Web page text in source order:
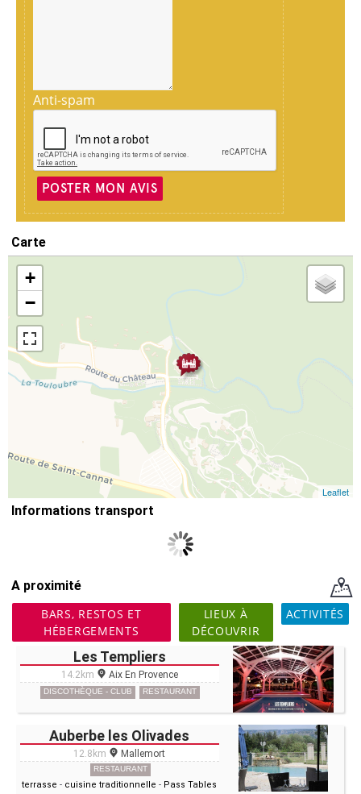
Anti-spam
POSTER MON AVIS
Carte
+
−
Leaflet
Informations transport
A proximité
BARS, RESTOS ET
HÉBERGEMENTS
LIEUX À
DÉCOUVRIR
ACTIVITÉS
Les Templiers
14.2km Aix En Provence
DISCOTHÈQUE - CLUB RESTAURANT
Auberbe les Olivades
12.8km Mallemort
RESTAURANT
terrasse - cuisine traditionnelle - Pass Tables